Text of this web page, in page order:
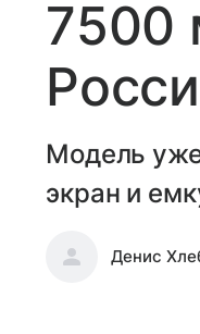
7500
Модель
экран и
Денис